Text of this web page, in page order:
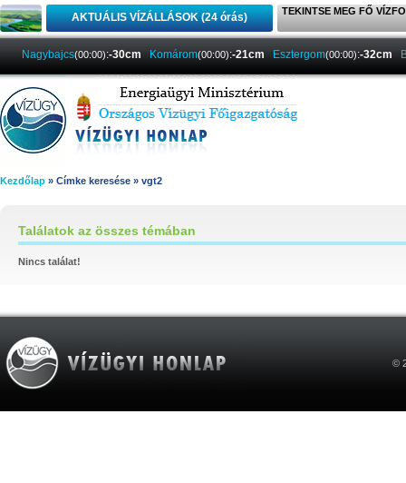
AKTUÁLIS VÍZÁLLÁSOK (24 órás) TEKINTSE MEG FŐ
Nagybajcs(00:00):-30cm Komárom(00:00):-21cm Esztergom(00:00):-32cm
Kezdőlap » Címke keresése » vgt2
Találatok az összes témában
Nincs találat!
©